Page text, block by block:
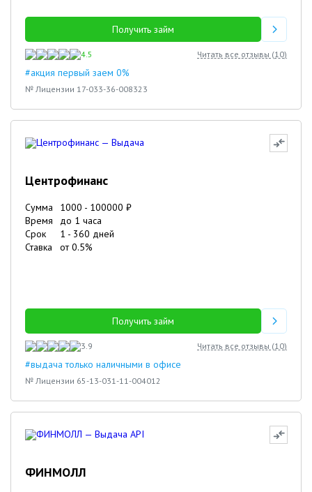
Получить займ
4.5 Читать все отзывы (10)
#акция первый заем 0%
№ Лицензии 17-033-36-008323
Центрофинанс
Сумма 1000 - 100000 ₽
Время
до 1 часа
Срок
1 - 360 дней
Ставка
от0.5%
Получить займ
3.9 Читать все отзывы (10)
#выдача только наличными в офисе
№ Лицензии 65-13-031-11-004012
ФИНМОЛЛ